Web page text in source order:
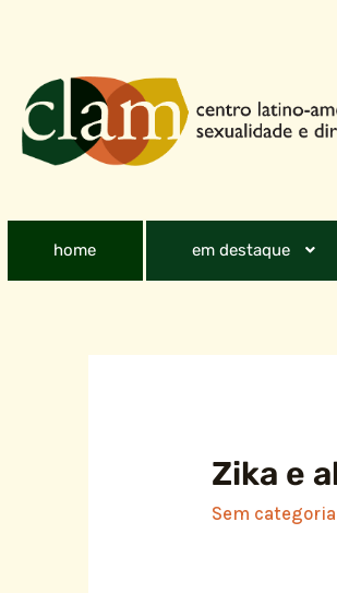
home em destaque
Zika e
Sem categoria